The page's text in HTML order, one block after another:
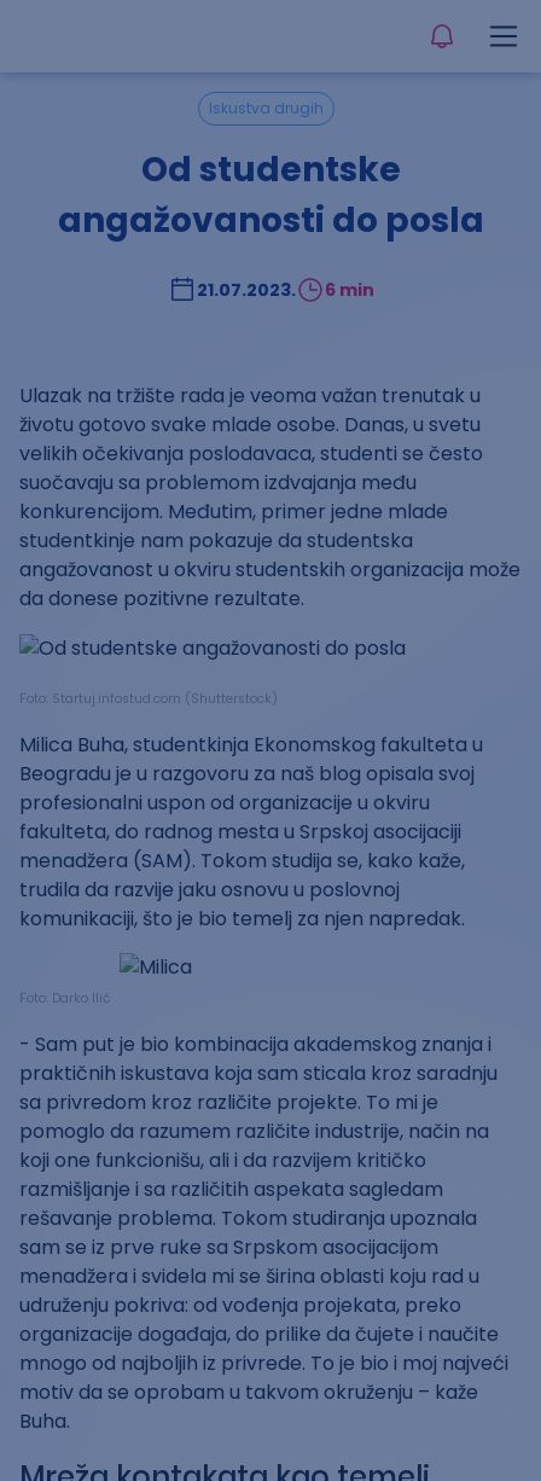
Iskustva drugih
Od studentske
angažovanosti do posla
21.07.2023. 6 min
Ulazak na tržište rada je veoma važan trenutak u
životu gotovo svake mlade osobe. Danas, u svetu
velikih očekivanja poslodavaca, studenti se često
suočavaju sa problemom izdvajanja među
konkurencijom. Međutim, primer jedne mlade
studentkinje nam pokazuje da studentska
angažovanost u okviru studentskih organizacija može
da donese pozitivne rezultate.
Foto: Startuj.infostud.com (Shutterstock)
Milica Buha, studentkinja Ekonomskog fakulteta u
Beogradu je u razgovoru za naš blog opisala svoj
profesionalni uspon od organizacije u okviru
fakulteta, do radnog mesta u Srpskoj asocijaciji
menadžera (SAM). Tokom studija se, kako kaže,
trudila da razvije jaku osnovu u poslovnoj
komunikaciji, što je bio temelj za njen napredak.
Foto: Darko Ilić
- Sam put je bio kombinacija akademskog znanja i
praktičnih iskustava koja sam sticala kroz saradnju
sa privredom kroz različite projekte. To mi je
pomoglo da razumem različite industrije, način na
koji one funkcionišu, ali i da razvijem kritičko
razmišljanje i sa različitih aspekata sagledam
rešavanje problema. Tokom studiranja upoznala
sam se iz prve ruke sa Srpskom asocijacijom
menadžera i svidela mi se širina oblasti koju rad u
udruženju pokriva: od vođenja projekata, preko
organizacije događaja, do prilike da čujete i naučite
mnogo od najboljih iz privrede. To je bio i moj najveći
motiv da se oprobam u takvom okruženju – kaže
Buha.